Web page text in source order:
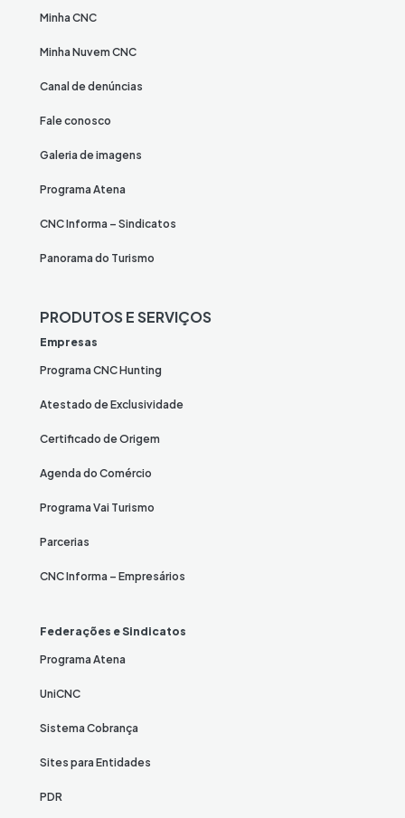
Minha CNC
Minha Nuvem CNC
Canal de denúncias
Fale conosco
Galeria de imagens
Programa Atena
CNC Informa – Sindicatos
Panorama do Turismo
PRODUTOS E SERVIÇOS
Empresas
Programa CNC Hunting
Atestado de Exclusividade
Certificado de Origem
Agenda do Comércio
Programa Vai Turismo
Parcerias
CNC Informa – Empresários
Federações e Sindicatos
Programa Atena
UniCNC
Sistema Cobrança
Sites para Entidades
PDR